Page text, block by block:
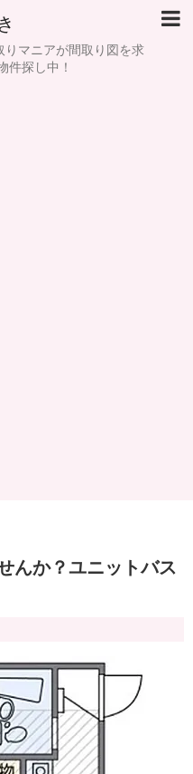
マニアが間取り図を求
件探し中！
んか？ユニットバス